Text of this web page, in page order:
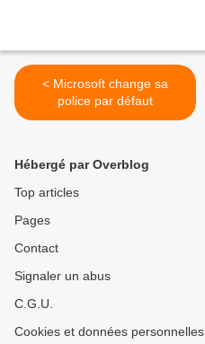
< Microsoft change sa
police par défaut
Hébergé par Overblog
Top articles
Pages
Contact
Signaler un abus
C.G.U.
Cookies et données personnelles